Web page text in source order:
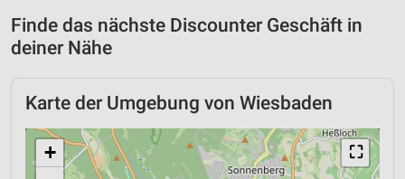
Finde das nächste Discounter Geschäft in
deiner Nähe
Karte der Umgebung von Wiesbaden
⛶
+